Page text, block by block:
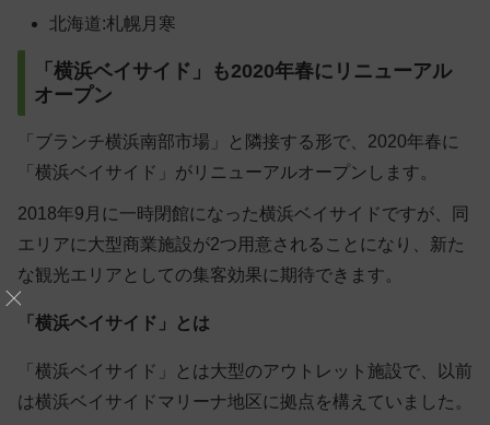
北海道:札幌月寒
「横浜ベイサイド」も2020年春にリニューアル
オープン
「ブランチ横浜南部市場」と隣接する形で、2020年春に
「横浜ベイサイド」がリニューアルオープンします。
2018年9月に一時閉館になった横浜ベイサイドですが、同
エリアに大型商業施設が2つ用意されることになり、新た
な観光エリアとしての集客効果に期待できます。
「横浜ベイサイド」とは
「横浜ベイサイド」とは大型のアウトレット施設で、以前
は横浜ベイサイドマリーナ地区に拠点を構えていました。